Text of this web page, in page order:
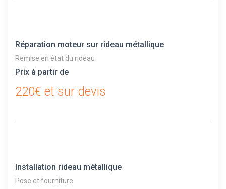
Réparation moteur sur rideau métallique
Remise en état du rideau
Prix à partir de
220€ et sur devis
Installation rideau métallique
Pose et fourniture